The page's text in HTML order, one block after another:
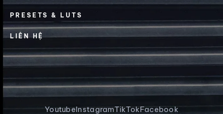
PRESETS & LUTS
LIÊN HỆ
YoutubeInstagramTikTokFacebook